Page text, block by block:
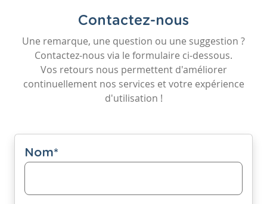
Contactez-nous
Une remarque, une question ou une suggestion ?
Contactez-nous via le formulaire ci-dessous.
Vos retours nous permettent d'améliorer
continuellement nos services et votre expérience
d'utilisation !
Nom*